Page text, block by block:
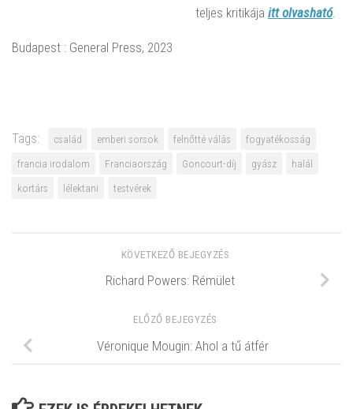
teljes kritikája itt olvasható.
Budapest : General Press, 2023
Tags: család emberi sorsok felnőtté válás
fogyatékosság
francia irodalom
Franciaország Goncourt-díj gyász
halál
kortárs
lélektani testvérek
KÖVETKEZŐ BEJEGYZÉS
Richard Powers: Rémület
ELŐZŐ BEJEGYZÉS
Véronique Mougin: Ahol a tű átfér